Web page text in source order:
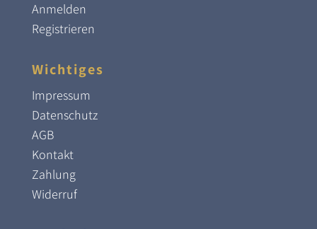
Anmelden
Registrieren
Wichtiges
Impressum
Datenschutz
AGB
Kontakt
Zahlung
Widerruf